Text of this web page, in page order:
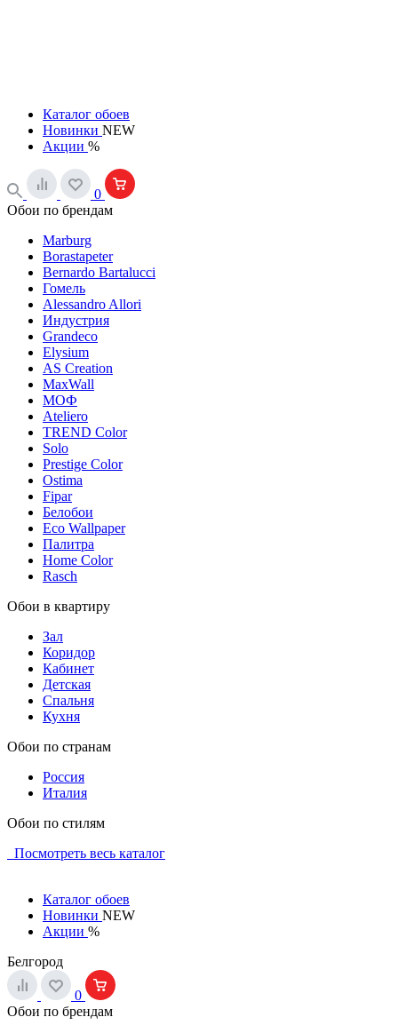
Каталог обоев
Новинки NEW
Акции %
0
Обои по брендам
Marburg
Borastapeter
Bernardo Bartalucci
Гомель
Alessandro Allori
Индустрия
Grandeco
Elysium
AS Creation
MaxWall
МОФ
Ateliero
TREND Color
Solo
Prestige Color
Ostima
Fipar
Белобои
Eco Wallpaper
Палитра
Home Color
Rasch
Обои в квартиру
Зал
Коридор
Кабинет
Детская
Спальня
Кухня
Обои по странам
Россия
Италия
Обои по стилям
Посмотреть весь каталог
Каталог обоев
Новинки NEW
Акции %
Белгород
0
Обои по брендам